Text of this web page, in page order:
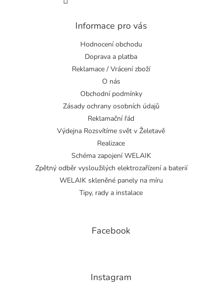
Informace pro vás
Hodnocení obchodu
Doprava a platba
Reklamace / Vrácení zboží
O nás
Obchodní podmínky
Zásady ochrany osobních údajů
Reklamační řád
Výdejna Rozsvítíme svět v Želetavě
Realizace
Schéma zapojení WELAIK
Zpětný odběr vysloužilých elektrozařízení a baterií
WELAIK skleněné panely na míru
Tipy, rady a instalace
Facebook
Instagram